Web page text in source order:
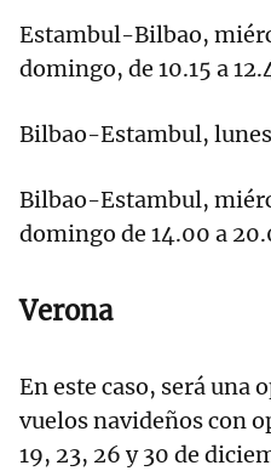
Estambul-Bilbao,
domingo, de 10.15 a
Bilbao-Estambul, lunes
Bilbao-Estambul,
domingo de 14.00 a
Verona
En este caso, será una
vuelos navideños con
19, 23, 26 y 30 de